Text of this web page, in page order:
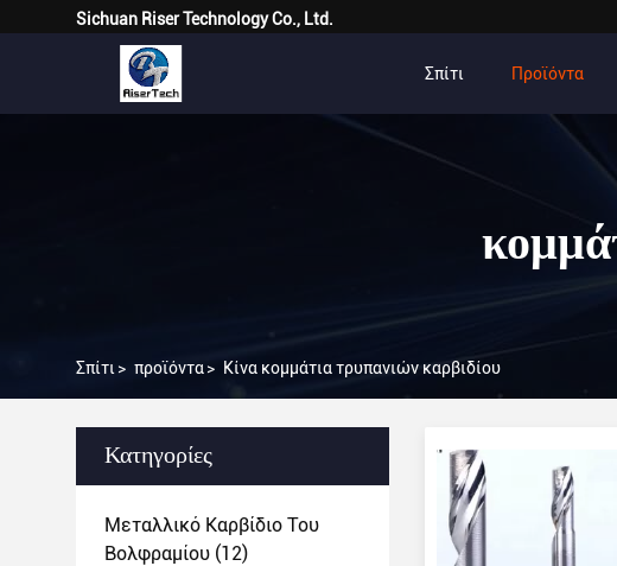
Sichuan Riser Technology Co., Ltd.
Σπίτι Προϊόντα
Σπίτι > προϊόντα> Κίνα κομμάτια τρυπανιών καρβιδίου
Κατηγορίες
Μεταλλικό Καρβίδιο Του
Βολφραμίου (12)